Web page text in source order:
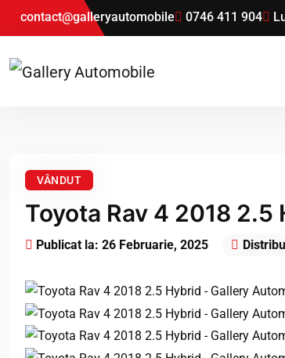
contact@galleryautomobile 0746 411 904
VÂNDUT
Toyota Rav 4 2018 2.5
Publicat la: 26 Februarie, 2025